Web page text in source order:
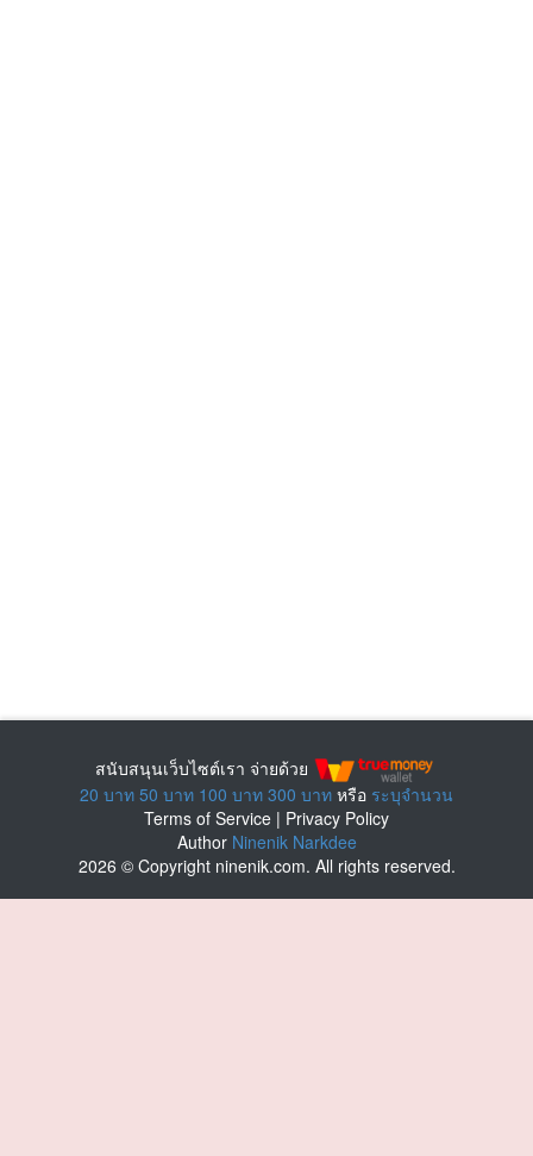
สนับสนุนเว็บไซต์เรา จ่ายด้วย
20 บาท 50 บาท 100 บาท 300 บาท หรือ ระบุจำนวน
Terms of Service | Privacy Policy
Author Ninenik Narkdee
2026 © Copyright ninenik.com. All rights reserved.